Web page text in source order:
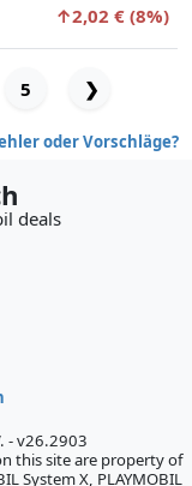
↑2,02 € (8%)
5 ❯
oder Vorschläge?
deals
- v26.2903
this site are property of
System X, PLAYMOBIL